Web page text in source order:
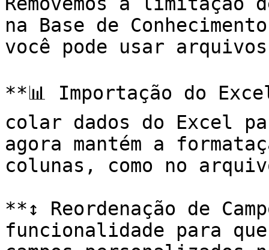
na Base de
você pode usar
**📊 Importação do
colar dados do Excel
agora mantém a
colunas, como no
**↕️ Reordenação de
funcionalidade para